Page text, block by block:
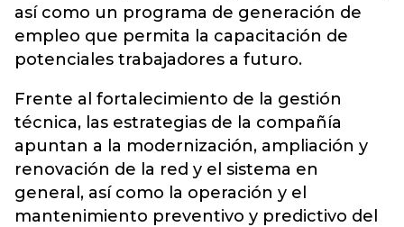
así como un programa de generación de
empleo que permita la capacitación de
potenciales trabajadores a futuro.
Frente al fortalecimiento de la gestión
técnica, las estrategias de la compañía
apuntan a la modernización, ampliación y
renovación de la red y el sistema en
general, así como la operación y el
mantenimiento preventivo y predictivo del